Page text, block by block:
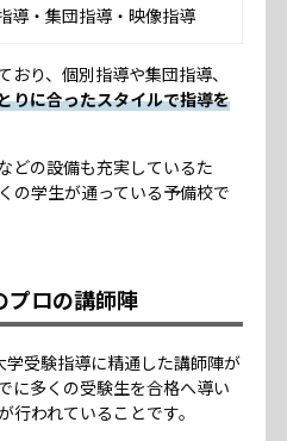
導・集団指導・映像指導
り、個別指導や集団指導、
りに合ったスタイルで指導を
どの設備も充実しているた
の学生が通っている予備校で
プロの講師陣
受験指導に精通した講師陣が
に多くの受験生を合格へ導い
われていることです。